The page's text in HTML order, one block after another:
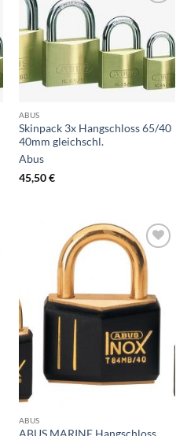
ABUS
Skinpack 3x Hangschloss 65/40
40mm gleichschl.
Abus
45,50€
ABUS
ABUS MARINE Hangschloss